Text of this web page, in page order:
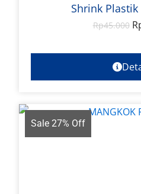
Shrink Plastik
Rp45.000
Sale 27% Off